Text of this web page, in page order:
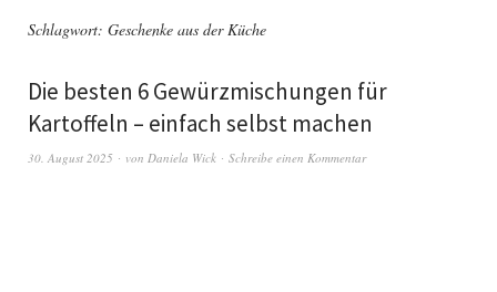
Schlagwort: Geschenke aus der Küche
Die besten 6 Gewürzmischungen für
Kartoffeln – einfach selbst machen
30. August 2025 von Daniela Wick Schreibe einen Kommentar